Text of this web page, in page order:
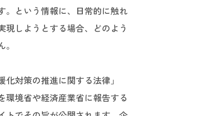
。という情報に、日常的に触れ
しようとする場合、どのよう
対策の推進に関する法律」
境省や経済産業省に報告する